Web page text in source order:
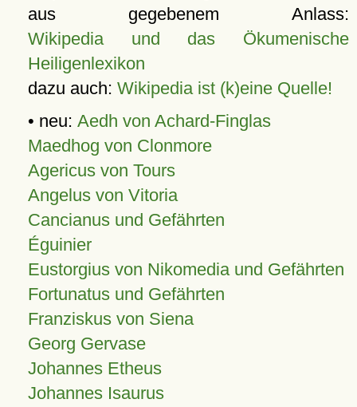
aus gegebenem Anlass:
Wikipedia und das Ökumenische
Heiligenlexikon
dazu auch: Wikipedia ist (k)eine Quelle!
• neu: Aedh von Achard-Finglas
Maedhog von Clonmore
Agericus von Tours
Angelus von Vitoria
Cancianus und Gefährten
Éguinier
Eustorgius von Nikomedia und Gefährten
Fortunatus und Gefährten
Franziskus von Siena
Georg Gervase
Johannes Etheus
Johannes Isaurus